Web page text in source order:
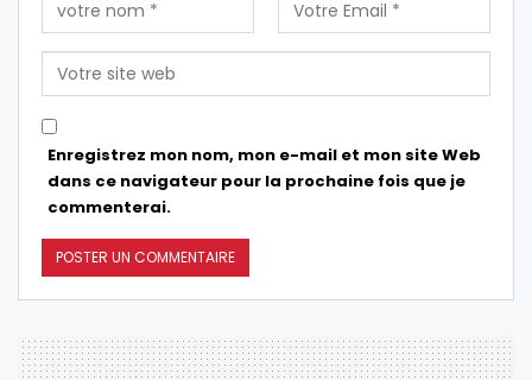
Enregistrez mon nom, mon e-mail et mon site Web
dans ce navigateur pour la prochaine fois que je
commenterai.